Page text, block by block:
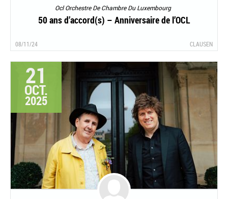
Ocl Orchestre De Chambre Du Luxembourg
50 ans d’accord(s) – Anniversaire de l’OCL
08/11/24 CLAUSEN
21
OCT.
2025